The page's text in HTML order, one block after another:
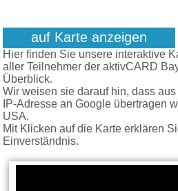
auf Karte anzeigen
Hier finden Sie unsere interaktive
aller Teilnehmer der aktivCARD
Überblick.
Wir weisen sie darauf hin, dass
IP-Adresse an Google übertragen
USA.
Mit Klicken auf die Karte erklären
Einverständnis.